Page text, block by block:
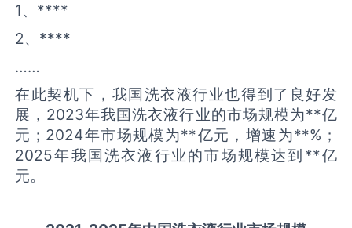
1、****
2、****
……
在此契机下，我国洗衣液行业也得到了良好发
展，2023年我国洗衣液行业的市场规模为**亿
元；2024年市场规模为**亿元，增速为**%；
2025年我国洗衣液行业的市场规模达到**亿
元。